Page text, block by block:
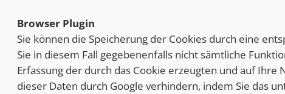
Browser Plugin
Sie können die Speicherung der Cookies durch eine
Sie in diesem Fall gegebenenfalls nicht sämtliche
Erfassung der durch das Cookie erzeugten und auf
dieser Daten durch Google verhindern, indem Sie das